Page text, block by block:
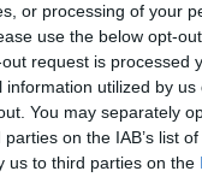
or processing of your
use the below opt-
request is processed
utilized by us
You may separately
on the IAB’s list
us to third parties on the